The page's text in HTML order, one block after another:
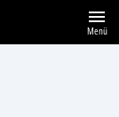
menu
Menü